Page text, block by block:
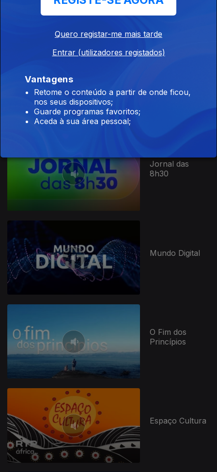
Portugal
temporada 2026
Que Nos Une
temporada 2
Jornal das
8h30
Mundo Digital
O Fim dos
Princípios
Espaço Cultura
Quero registar-me mais tarde
Entrar (utilizadores registados)
Vantagens
Retome o conteúdo a partir de onde ficou,
nos seus dispositivos;
Guarde programas favoritos;
Aceda à sua área pessoal;